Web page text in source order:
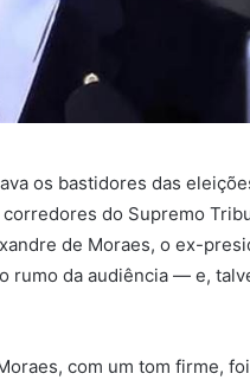
os bastidores das
do Supremo
de Moraes, o ex-
rumo da audiência — e,
com um tom firme,